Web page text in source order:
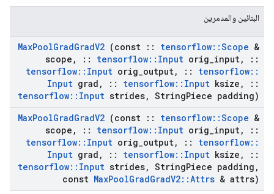
البنائين والمدمرين
MaxPoolGradGradV2 (const :: tensorflow::Scope &
scope , :: tensorflow:: Input orig input,
::
tensorflow:: Input orig output, :: tensorflow::
Input grad , :: tensorflow:: Input ksize ,
::
tensorflow:: Input strides, StringPiece padding)
MaxPoolGradGradV2 (const :: tensorflow::Scope &
scope , :: tensorflow:: Input orig input,
::
tensorflow:: Input orig output, :: tensorflow::
Input grad , :: tensorflow:: Input ksize ,
::
tensorflow:: Input strides, StringPiece padding ,
const MaxPoolGradGradV2::Attrs & attrs)